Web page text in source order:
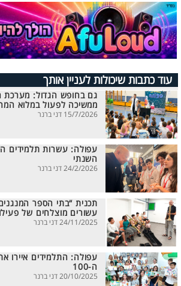
עוד כתבות שיכולות לעניין אותך
גם בחופש הגדול: מערכת
ממשיכה לפעול במלוא
15/7/2026 דני ברנר
עפולה: עשרות תלמידים
השנתי
24/2/2026 דני ברנר
תכנית “בתי הספר
עשורים מוצלחים של
24/11/2025 דני ברנר
עפולה: התלמידים איירו
ה-100
20/10/2025 דני ברנר